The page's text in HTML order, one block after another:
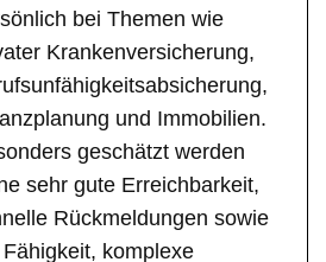
bei Themen wie
Krankenversicherung,
und Immobilien.
geschätzt werden
sehr gute Erreichbarkeit,
Rückmeldungen sowie
komplexe